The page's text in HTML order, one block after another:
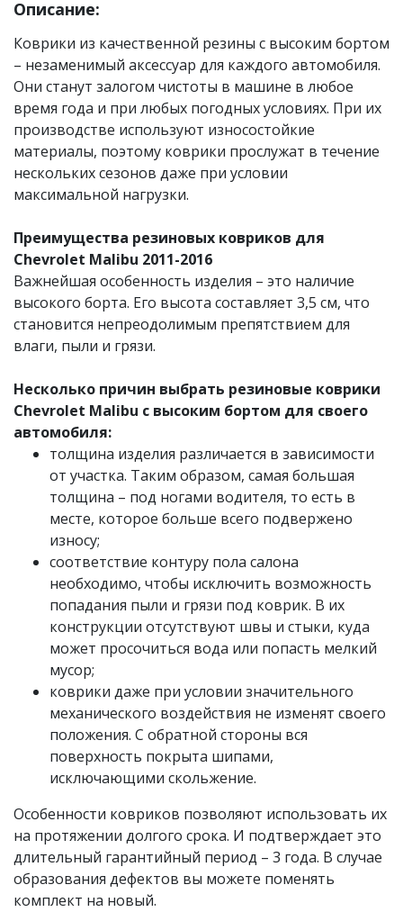
Описание:
Коврики из качественной резины с высоким бортом
– незаменимый аксессуар для каждого автомобиля.
Они станут залогом чистоты в машине в любое
время года и при любых погодных условиях. При их
производстве используют износостойкие
материалы, поэтому коврики прослужат в течение
нескольких сезонов даже при условии
максимальной нагрузки.
Преимущества резиновых ковриков для
Chevrolet Malibu 2011-2016
Важнейшая особенность изделия – это наличие
высокого борта. Его высота составляет 3,5 см, что
становится непреодолимым препятствием для
влаги, пыли и грязи.
Несколько причин выбрать резиновые коврики
Chevrolet Malibu с высоким бортом для своего
автомобиля:
толщина изделия различается в зависимости
от участка. Таким образом, самая большая
толщина – под ногами водителя, то есть в
месте, которое больше всего подвержено
износу;
соответствие контуру пола салона
необходимо, чтобы исключить возможность
попадания пыли и грязи под коврик. В их
конструкции отсутствуют швы и стыки, куда
может просочиться вода или попасть мелкий
мусор;
коврики даже при условии значительного
механического воздействия не изменят своего
положения. С обратной стороны вся
поверхность покрыта шипами,
исключающими скольжение.
Особенности ковриков позволяют использовать их
на протяжении долгого срока. И подтверждает это
длительный гарантийный период – 3 года. В случае
образования дефектов вы можете поменять
комплект на новый.